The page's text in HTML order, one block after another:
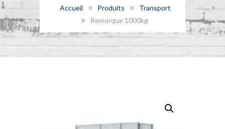
Accueil Produits
Transport
Remorque 1000kg